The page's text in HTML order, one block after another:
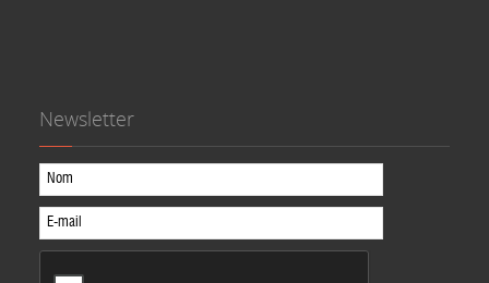
Newsletter